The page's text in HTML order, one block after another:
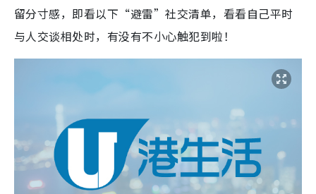
留分寸感，即看以下“避雷”社交清单，看看自己平时
与人交谈相处时，有没有不小心触犯到啦！